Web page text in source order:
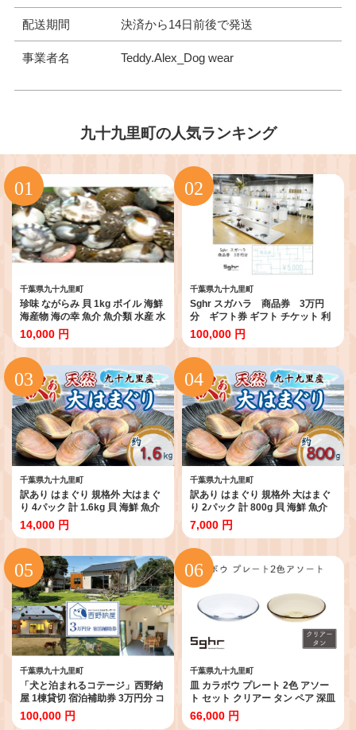
配送期間 決済から14日前後で発送
事業者名 Teddy.Alex_Dog wear
九十九里町の人気ランキング
千葉県九十九里町
珍味 ながらみ 貝 1kg ボイル 海鮮
海産物 海の幸 魚介 魚介類 水産 水
産物 おかず 惣菜 おつまみ つまみ
酒の肴 国産 産地直送 冷凍 冷凍配
送 千葉県 九十九里 九十九里町
10,000 円
千葉県九十九里町
Sghr スガハラ 商品券 3万円
分 ギフト券 ギフト チケット 利
用券
100,000 円
千葉県九十九里町
訳あり はまぐり 規格外 大はまぐ
り 4パック 計 1.6kg 貝 海鮮 魚介
海の幸 ハマグリ 蛤 海産物 国産 天
然 産地直送 千葉県 九十九里 九十
九里浜
14,000 円
千葉県九十九里町
訳あり はまぐり 規格外 大はまぐ
り 2パック 計 800g 貝 海鮮 魚介
海の幸 ハマグリ 蛤 海産物 国産 天
然 産地直送 千葉県 九十九里 九十
九里浜
7,000 円
千葉県九十九里町
「犬と泊まれるコテージ」西野納
屋 1棟貸切 宿泊補助券 3万円分 コ
テージ ペット 犬 貸切 宿泊 券 旅
行 チケット バーベキュー 九十九
100,000 円
千葉県九十九里町
皿 カラボウ プレート 2色 アソー
ト セット クリアー タン ペア 深皿
プレート 食器 Sghr スガハラ
66,000 円